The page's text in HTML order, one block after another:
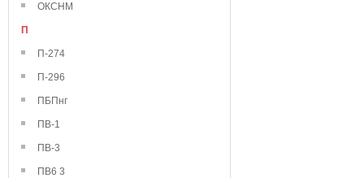
ОКСНМ
П
П-274
П-296
ПБПнг
ПВ-1
ПВ-3
ПВ6 3